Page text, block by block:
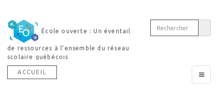
École ouverte : Un éventail
de ressources à l’ensemble du réseau
scolaire québécois
Toggle
ACCUEIL